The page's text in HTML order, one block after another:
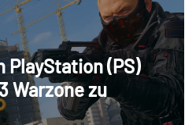
PlayStation (PS)
Warzone zu